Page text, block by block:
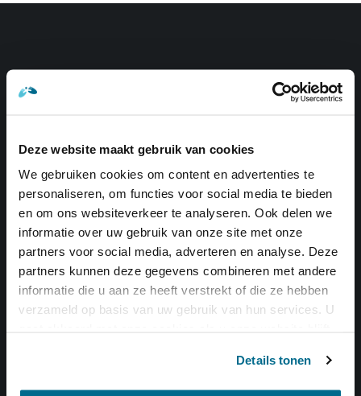
Deze website maakt gebruik van cookies
We gebruiken cookies om content en advertenties te
personaliseren, om functies voor social media te bieden
en om ons websiteverkeer te analyseren. Ook delen we
informatie over uw gebruik van onze site met onze
partners voor social media, adverteren en analyse. Deze
partners kunnen deze gegevens combineren met andere
informatie die u aan ze heeft verstrekt of die ze hebben
verzameld op basis van uw gebruik van hun services. U
Details tonen
Navigatie
Voor wie is osteopathie
Behandeling en klachten
Over ons
Doelgroepen
Volwassenen